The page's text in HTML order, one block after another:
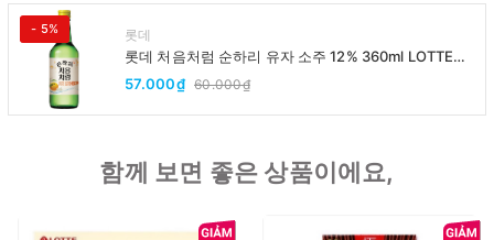
- 5% 롯데
롯데 처음처럼 순하리 유자 소주 12% 360ml LOTTE
Chumchurum vi thanh yen/cam
57.000₫ 60.000₫
함께 보면 좋은 상품이에요,